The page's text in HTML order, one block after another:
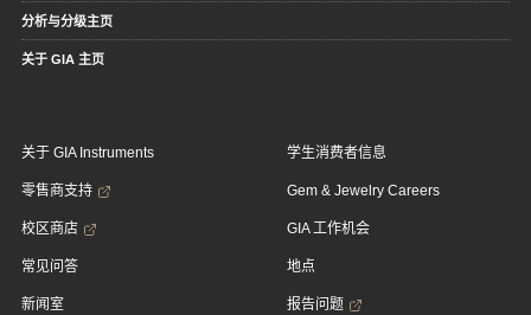
分析与分级主页
关于 GIA 主页
关于 GIA Instruments
零售商支持
校区商店
常见问答
新闻室
学生消费者信息
Gem & Jewelry Careers
GIA 工作机会
地点
报告问题